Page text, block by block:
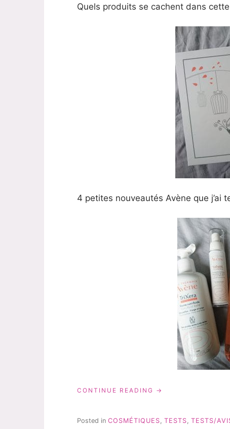
Quels produits se cachent dans
4 petites nouveautés Avène que j’ai
CONTINUE READING « AVÈNE:
YSTHÉAL
Posted in COSMÉTIQUES, TESTS, TESTS/